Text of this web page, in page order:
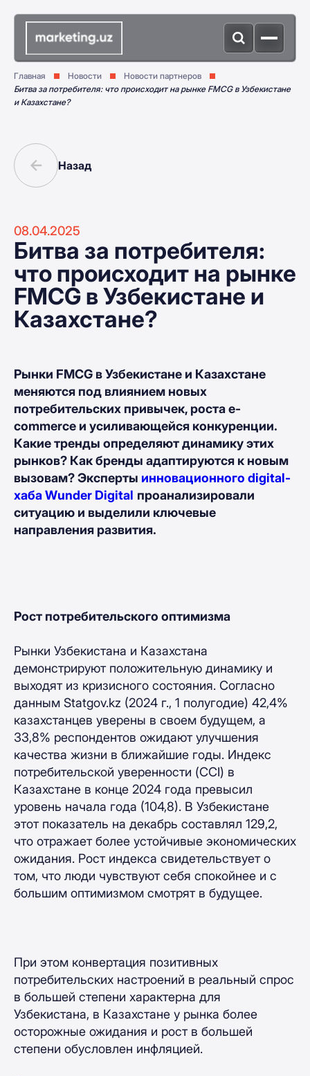
Главная Новости
Новости партнеров
Битва за потребителя: что происходит на рынке FMCG в Узбекистане
и Казахстане?
Назад
08.04.2025
Битва за потребителя:
что происходит на рынке
FMCG в Узбекистане и
Казахстане?
Рынки FMCG в Узбекистане и Казахстане
меняются под влиянием новых
потребительских привычек, роста e-
commerce и усиливающейся конкуренции.
Какие тренды определяют динамику этих
рынков? Как бренды адаптируются к новым
вызовам? Эксперты инновационного digital-
хаба Wunder Digital проанализировали
ситуацию и выделили ключевые
направления развития.
Рост потребительского оптимизма
Рынки Узбекистана и Казахстана
демонстрируют положительную динамику и
выходят из кризисного состояния. Согласно
данным Statgov.kz (2024 г., 1 полугодие) 42,4%
казахстанцев уверены в своем будущем, а
33,8% респондентов ожидают улучшения
качества жизни в ближайшие годы. Индекс
потребительской уверенности (CCI) в
Казахстане в конце 2024 года превысил
уровень начала года (104,8). В Узбекистане
этот показатель на декабрь составлял 129,2,
что отражает более устойчивые экономических
ожидания. Рост индекса свидетельствует о
том, что люди чувствуют себя спокойнее и с
большим оптимизмом смотрят в будущее.
При этом конвертация позитивных
потребительских настроений в реальный спрос
в большей степени характерна для
Узбекистана, в Казахстане у рынка более
осторожные ожидания и рост в большей
степени обусловлен инфляцией.